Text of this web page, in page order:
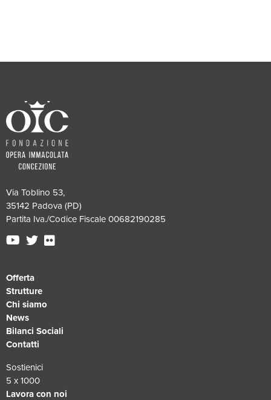
Via Toblino 53,
35142 Padova (PD)
Partita Iva./Codice Fiscale 00682190285
Offerta
Strutture
Chi siamo
News
Bilanci Sociali
Contatti
Sostienici
5 x 1000
Lavora con noi